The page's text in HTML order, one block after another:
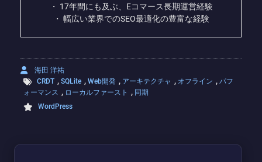
・ 17年間にも及ぶ、Eコマース長期運営経験
・ 幅広い業界でのSEO最適化の豊富な経験
海田 洋祐
CRDT , SQLite , Web開発 , アーキテクチャ , オフライン , パフ
ォーマンス , ローカルファースト , 同期
WordPress